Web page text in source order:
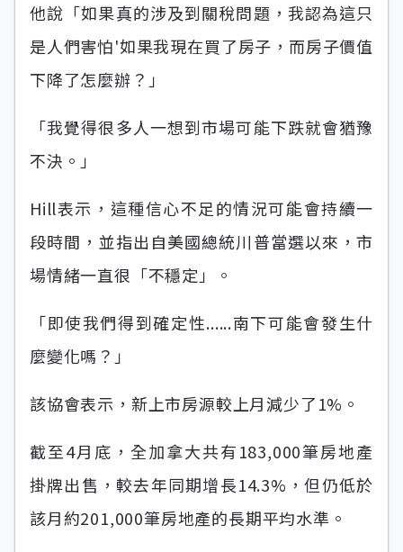
他說「如果真的涉及到關稅問題，我認為這只
是人們害怕'如果我現在買了房子，而房子價值
下降了怎麼辦？」
「我覺得很多人一想到市場可能下跌就會猶豫
不決。」
Hill表示，這種信心不足的情況可能會持續一
段時間，並指出自美國總統川普當選以來，市
場情緒一直很「不穩定」。
「即使我們得到確定性......南下可能會發生什
麼變化嗎？」
該協會表示，新上市房源較上月減少了1%。
截至4月底，全加拿大共有183,000筆房地產
掛牌出售，較去年同期增長14.3%，但仍低於
該月約201,000筆房地產的長期平均水準。